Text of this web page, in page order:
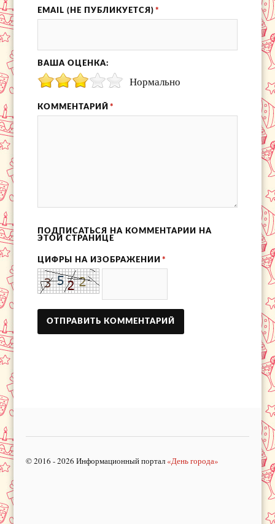
EMAIL (НЕ ПУБЛИКУЕТСЯ) *
ВАША ОЦЕНКА:
Нормально
КОММЕНТАРИЙ *
ПОДПИСАТЬСЯ НА КОММЕНТАРИИ НА
ЭТОЙ СТРАНИЦЕ
ЦИФРЫ НА ИЗОБРАЖЕНИИ *
© 2016 - 2026 Информационный портал «День города»